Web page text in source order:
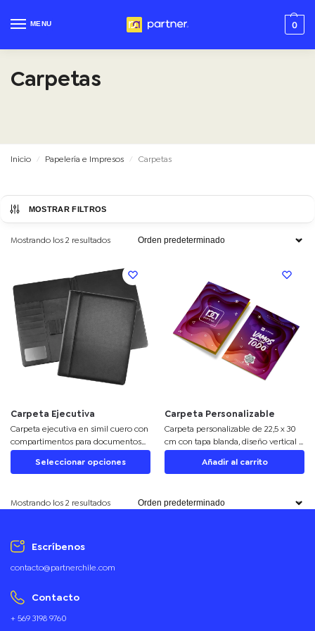
MENU 0
Carpetas
Inicio / Papelería e Impresos / Carpetas
MOSTRAR FILTROS
Mostrando los 2 resultados
Carpeta Ejecutiva
Carpeta ejecutiva en simil cuero con
compartimentos para documentos
A4, tarjetas y porta-lápices. Ideal para
reuniones corporativas y
Seleccionar opciones
Carpeta Personalizable
Carpeta personalizable de 22,5 x 30
cm con tapa blanda, diseño vertical y
bolsillo integrado. Ideal para
reuniones y eventos corporativos.
Añadir al carrito
Mostrando los 2 resultados
Escríbenos
contacto@partnerchile.com
Contacto
+ 569 3198 9760